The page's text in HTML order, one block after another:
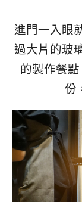
進門一入眼
過大片的玻
的製作餐
份